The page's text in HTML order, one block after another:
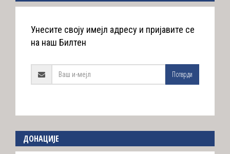
Унесите своју имејл адресу и пријавите се
на наш Билтен
Потврди
ДОНАЦИЈЕ